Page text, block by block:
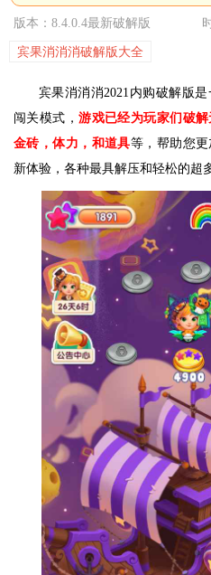
版本：8.4.0.4最新破解版
宾果消消消破解版大全
宾果消消消2021内购破解版
闯关模式，游戏已经为玩家们破
金砖，体力，和道具等，帮助您
新体验，各种最具解压和轻松的超